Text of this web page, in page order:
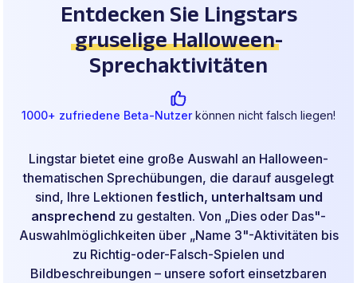
Entdecken Sie Lingstars
gruselige Halloween-
Sprechaktivitäten
1000+ zufriedene Beta-Nutzerkönnen nicht falsch liegen!
Lingstar bietet eine große Auswahl an Halloween-
thematischen Sprechübungen, die darauf ausgelegt
sind, Ihre Lektionen festlich, unterhaltsam und
ansprechend zu gestalten. Von „Dies oder Das"-
Auswahlmöglichkeiten über „Name 3"-Aktivitäten bis
zu Richtig-oder-Falsch-Spielen und
Bildbeschreibungen – unsere sofort einsetzbaren